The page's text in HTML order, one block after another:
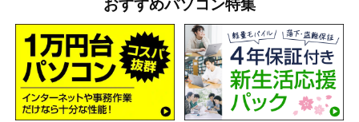
おすすめパソコン特集